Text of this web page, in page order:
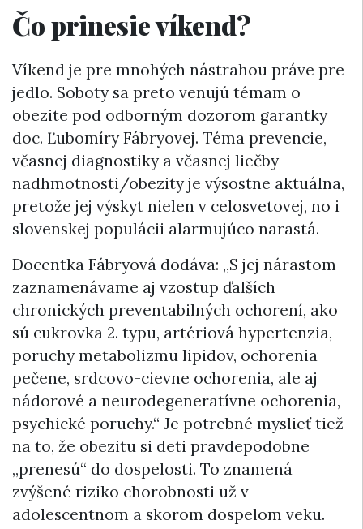
Čo prinesie víkend?
Víkend je pre mnohých nástrahou práve pre
jedlo. Soboty sa preto venujú témam o
obezite pod odborným dozorom garantky
doc. Ľubomíry Fábryovej. Téma prevencie,
včasnej diagnostiky a včasnej liečby
nadhmotnosti/obezity je výsostne aktuálna,
pretože jej výskyt nielen v celosvetovej, no i
slovenskej populácii alarmujúco narastá.
Docentka Fábryová dodáva: „S jej nárastom
zaznamenávame aj vzostup ďalších
chronických preventabilných ochorení, ako
sú cukrovka 2. typu, artériová hypertenzia,
poruchy metabolizmu lipidov, ochorenia
pečene, srdcovo-cievne ochorenia, ale aj
nádorové a neurodegeneratívne ochorenia,
psychické poruchy.“ Je potrebné myslieť tiež
na to, že obezitu si deti pravdepodobne
„prenesú“ do dospelosti. To znamená
zvýšené riziko chorobnosti už v
adolescentnom a skorom dospelom veku.